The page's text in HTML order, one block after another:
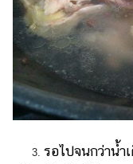
3. รอไปจนกว่าน้